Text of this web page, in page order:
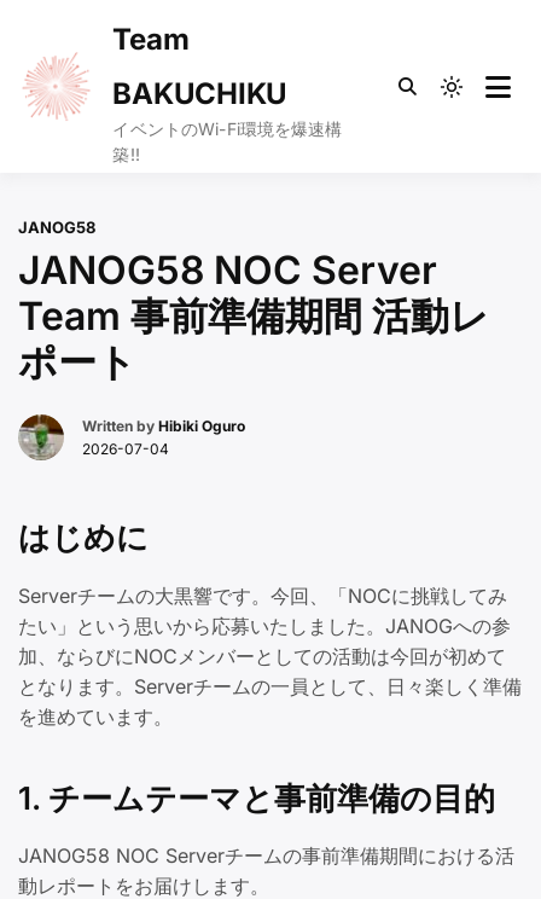
content
Team
BAKUCHIKU
イベントのWi-Fi環境を爆速構
築!!
Light
JANOG58
JANOG58 NOC Server
Team 事前準備期間 活動レ
ポート
Written by Hibiki Oguro
2026-07-04
はじめに
Serverチームの大黒響です。今回、「NOCに挑戦してみ
たい」という思いから応募いたしました。JANOGへの参
加、ならびにNOCメンバーとしての活動は今回が初めて
となります。Serverチームの一員として、日々楽しく準備
を進めています。
1. チームテーマと事前準備の目的
JANOG58 NOC Serverチームの事前準備期間における活
動レポートをお届けします。